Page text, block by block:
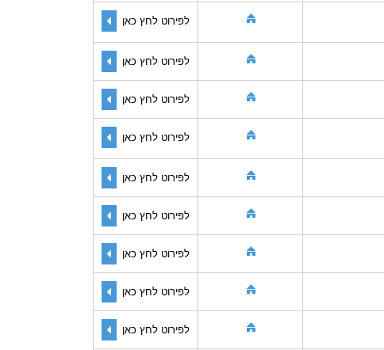
לפירוט לחץ כאן
לפירוט לחץ כאן
לפירוט לחץ כאן
לפירוט לחץ כאן
לפירוט לחץ כאן
לפירוט לחץ כאן
לפירוט לחץ כאן
לפירוט לחץ כאן
לפירוט לחץ כאן